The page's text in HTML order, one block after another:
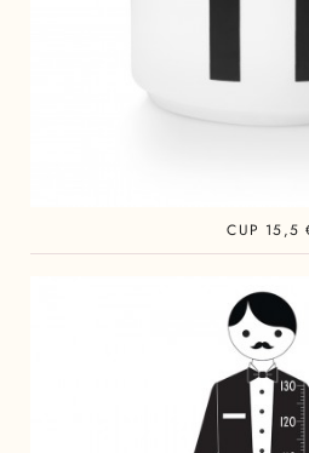
CUP 15,5